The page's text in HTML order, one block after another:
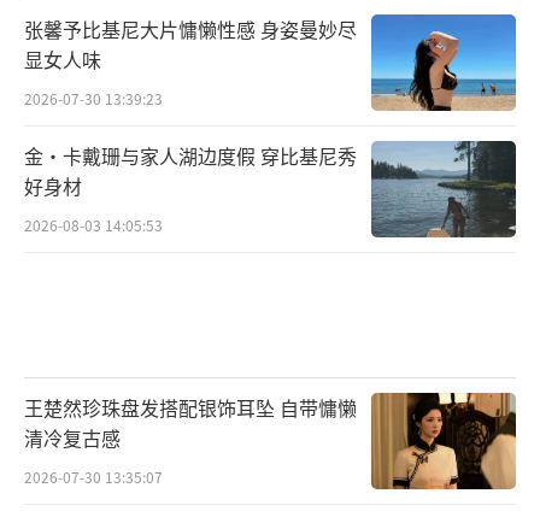
猫眼微影文化传媒有限公司、海宁河马影业有
限公司出品，齐家控股（深圳）有限公司、光
铭艺术文化科技(深圳)有限公司、光铭视界(云
南)影业有限公司、深圳成立影业有限公司、中
天资本控股（深圳）有限公司、厦门璟乾文化
传媒有限公司、北京汇娱时代文化传媒有限公
张馨予比基尼大片慵懒性感 身姿曼妙尽
显女人味
2026-07-30 13:39:23
金·卡戴珊与家人湖边度假 穿比基尼秀
好身材
2026-08-03 14:05:53
王楚然珍珠盘发搭配银饰耳坠 自带慵懒
清冷复古感
2026-07-30 13:35:07